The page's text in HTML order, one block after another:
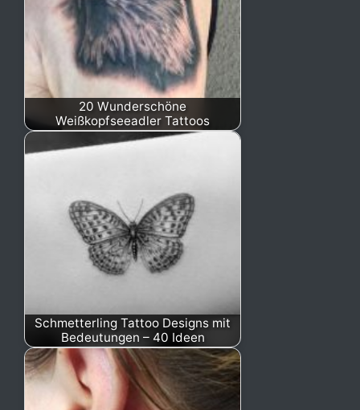
20 Wunderschöne
Weißkopfseeadler Tattoos
Schmetterling Tattoo Designs mit
Bedeutungen – 40 Ideen